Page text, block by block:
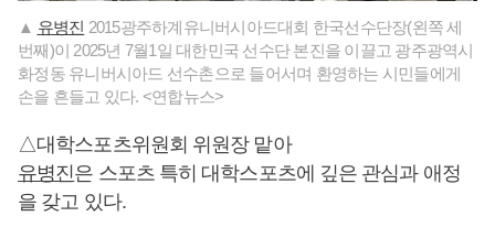
▲ 유병진 2015광주하계유니버시아드대회 한국선수단장(왼쪽 세
번째)이 2025년 7월1일 대한민국 선수단 본진을 이끌고 광주광역시
화정동 유니버시아드 선수촌으로 들어서며 환영하는 시민들에게
손을 흔들고 있다. <연합뉴스>
△대학스포츠위원회 위원장 맡아
유병진은 스포츠 특히 대학스포츠에 깊은 관심과 애정
을 갖고 있다.